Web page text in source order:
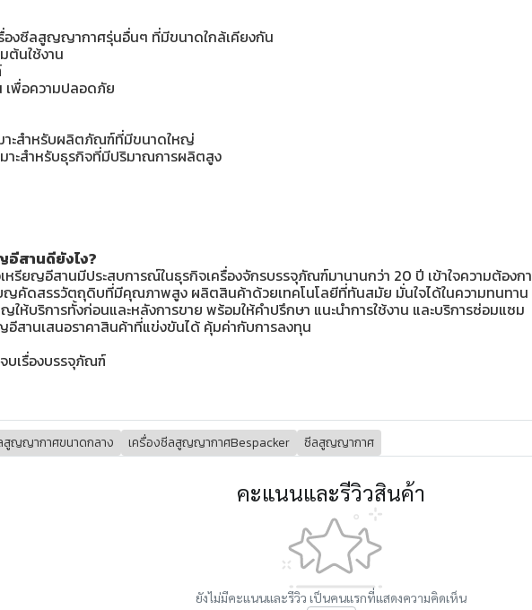
องซีลสูญญากาศรุ่นอื่นๆ ที่มีขนาดใกล้เคียงกัน
ต้นใช้งาน
เพื่อความปลอดภัย
าะสำหรับผลิตภัณฑ์ที่มีขนาดใหญ่
าะสำหรับธุรกิจที่มีปริมาณการผลิตสูง
อีสานดียังไง?
หรียญอีสานมีประสบการณ์ในธุรกิจเครื่องจักรบรรจุภัณฑ์มานานกว่า 20 ปี เข้าใจความต้องก
ญคัดสรรวัตถุดิบที่มีคุณภาพสูง ผลิตสินค้าด้วยเทคโนโลยีที่ทันสมัย มั่นใจได้ในความทนทาน
ให้บริการทั้งก่อนและหลังการขาย พร้อมให้คำปรึกษา แนะนำการใช้งาน และบริการซ่อมแซม
อีสานเสนอราคาสินค้าที่แข่งขันได้ คุ้มค่ากับการลงทุน
บเรื่องบรรจุภัณฑ์
สูญญากาศขนาดกลาง เครื่องซีลสูญญากาศBespacker ซีลสูญญากาศ
คะแนนและรีวิวสินค้า
ยังไม่มีคะแนนและรีวิว เป็นคนแรกที่แสดงความคิดเห็น